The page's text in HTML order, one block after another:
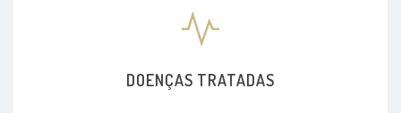
DOENÇAS TRATADAS